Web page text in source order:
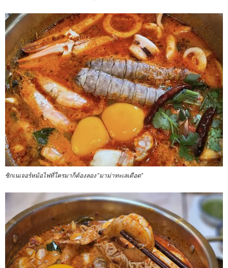
ซิกเนเจอร์หม้อไฟที่ใครมาก็ต้องลอง “มาม่าทะเลเดือด”